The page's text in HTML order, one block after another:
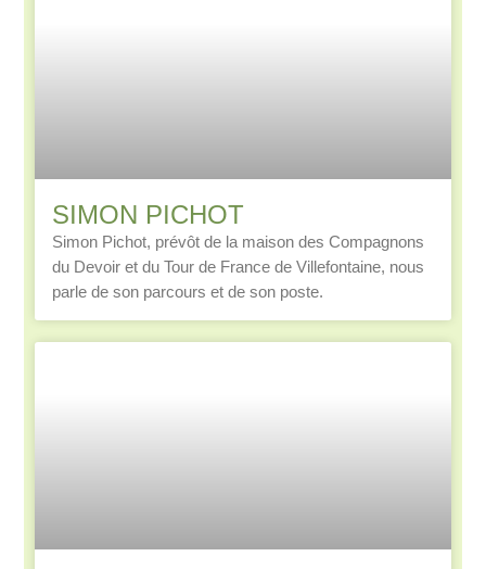
SIMON PICHOT
Simon Pichot, prévôt de la maison des Compagnons
du Devoir et du Tour de France de Villefontaine, nous
parle de son parcours et de son poste.